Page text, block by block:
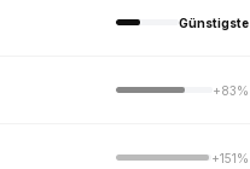
Günstigste
+83%
+151%